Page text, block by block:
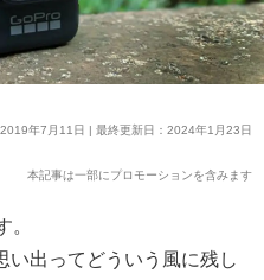
年7月11日 | 最終更新日：2024年1月23日
本記事は一部にプロモーションを含みます
。
い出ってどういう風に残し